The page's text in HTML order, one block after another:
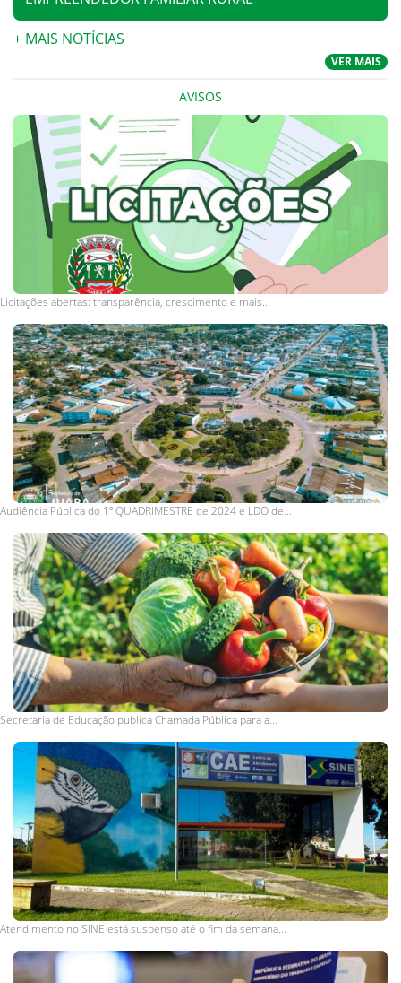
+ MAIS NOTÍCIAS
VER MAIS
AVISOS
Licitações abertas: transparência, crescimento e mais...
Audiência Pública do 1º QUADRIMESTRE de 2024 e LDO de...
Secretaria de Educação publica Chamada Pública para a...
Atendimento no SINE está suspenso até o fim da semana...